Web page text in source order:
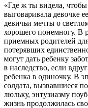
«Где ж ты видела,
выговаривала девочке
девичьи мечты о
хорошего понемногу. В
приемных родителей
потерявших
могут дать ребенку
в наследство, если
ребенка в одиночку. В
солдата, вызвавшиеся
люльку, энтузиазму
жизнь продолжилась